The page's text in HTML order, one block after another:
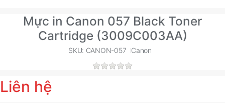
Mực in Canon 057 Black Toner
Cartridge (3009C003AA)
SKU: CANON-057 Canon
Liên hệ